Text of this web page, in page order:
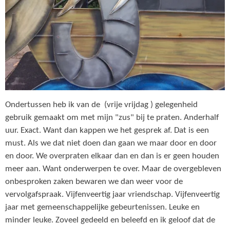
Ondertussen heb ik van de (vrije vrijdag ) gelegenheid
gebruik gemaakt om met mijn "zus" bij te praten. Anderhalf
uur. Exact. Want dan kappen we het gesprek af. Dat is een
must. Als we dat niet doen dan gaan we maar door en door
en door. We overpraten elkaar dan en dan is er geen houden
meer aan. Want onderwerpen te over. Maar de overgebleven
onbesproken zaken bewaren we dan weer voor de
vervolgafspraak. Vijfenveertig jaar vriendschap. Vijfenveertig
jaar met gemeenschappelijke gebeurtenissen. Leuke en
minder leuke. Zoveel gedeeld en beleefd en ik geloof dat de